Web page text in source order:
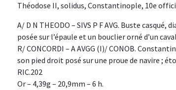
Théodose II, solidus, Constantinople, 10e
A/ D N THEODO – SIVS P F AVG. Buste
posée sur l’épaule et un bouclier orné d’un
R/ CONCORDI – A AVGG (I)/ CONOB.
son pied droit posé sur une proue de navire ;
RIC.202
Or – 4,39g – 20,9mm – 6 h.